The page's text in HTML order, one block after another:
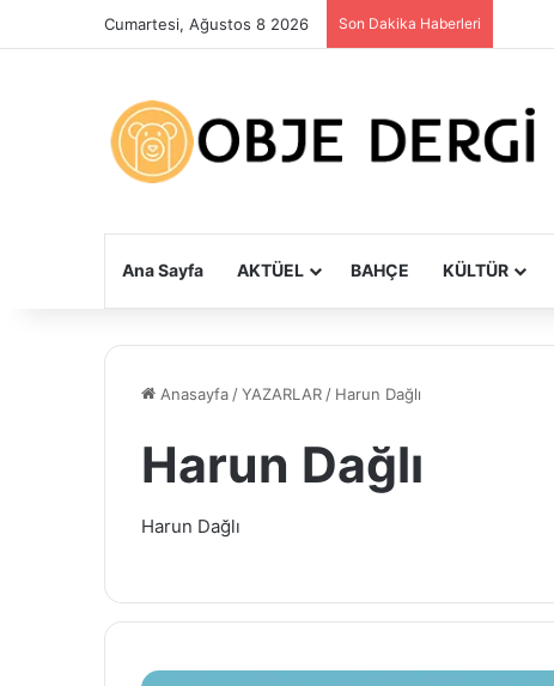
Cumartesi, Ağustos 8 2026 Son Dakika Haberleri
Ana Sayfa AKTÜEL BAHÇE KÜLTÜR
Anasayfa /YAZARLAR / Harun Dağlı
Harun Dağlı
Harun Dağlı